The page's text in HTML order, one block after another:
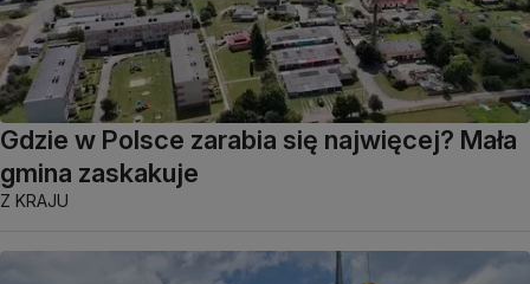
Gdzie w Polsce zarabia się najwięcej? Mała
gmina zaskakuje
Z KRAJU